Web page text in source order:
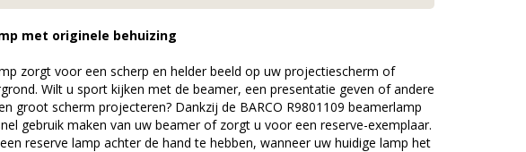
met originele behuizing
zorgt voor een scherp en helder beeld op uw projectiescherm of
Wilt u sport kijken met de beamer, een presentatie geven of andere
groot scherm projecteren? Dankzij de BARCO R9801109 beamerlamp
gebruik maken van uw beamer of zorgt u voor een reserve-exemplaar.
reserve lamp achter de hand te hebben, wanneer uw huidige lamp het